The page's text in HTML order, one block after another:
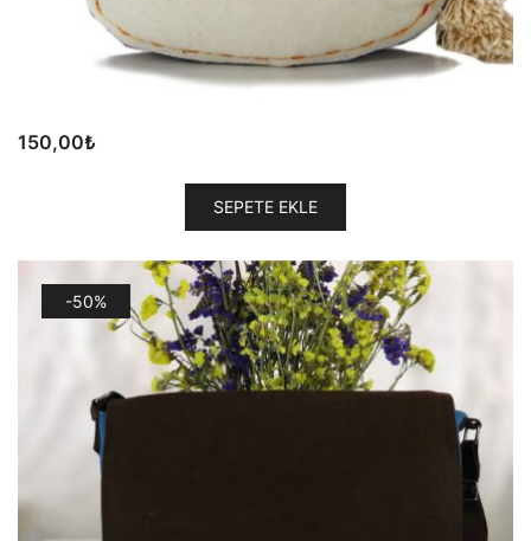
150,00₺
SEPETE EKLE
-50%